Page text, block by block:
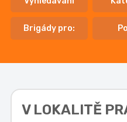
Brigády pro:
V LOKALITĚ